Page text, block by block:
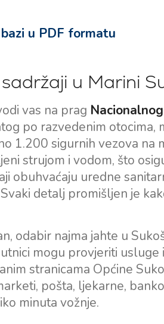
u PDF formatu
u Marini
vas na prag
po razvedenim
1.200 sigurnih vezova na
strujom i vodom, što
obuhvaćaju uredne
detalj promišljen je
odabir najma jahte u
mogu provjeriti usluge
stranicama Općine
pošta, ljekarne,
minuta vožnje.
Zadarska Regija
Biograd na Moru
Šibenska regija
Vodice